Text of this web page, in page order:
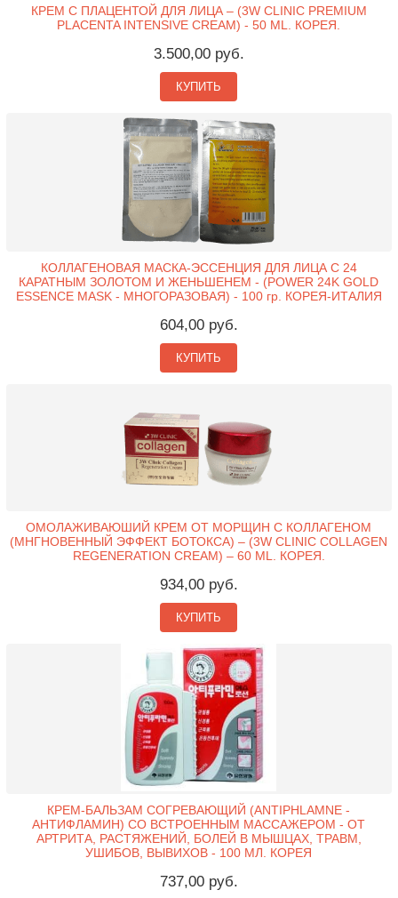
КРЕМ С ПЛАЦЕНТОЙ ДЛЯ ЛИЦА – (3W CLINIC PREMIUM
PLACENTA INTENSIVE CREAM) - 50 ML. КОРЕЯ.
3.500,00 руб.
КУПИТЬ
КОЛЛАГЕНОВАЯ МАСКА-ЭССЕНЦИЯ ДЛЯ ЛИЦА С 24
КАРАТНЫМ ЗОЛОТОМ И ЖЕНЬШЕНЕМ - (POWER 24K GOLD
ESSENCE MASK - МНОГОРАЗОВАЯ) - 100 гр. КОРЕЯ-ИТАЛИЯ
604,00 руб.
КУПИТЬ
ОМОЛАЖИВАЮШИЙ КРЕМ ОТ МОРЩИН С КОЛЛАГЕНОМ
(МНГНОВЕННЫЙ ЭФФЕКТ БОТОКСА) – (3W CLINIC COLLAGEN
REGENERATION CREAM) – 60 ML. КОРЕЯ.
934,00 руб.
КУПИТЬ
КРЕМ-БАЛЬЗАМ СОГРЕВАЮЩИЙ (ANTIPHLAMNE -
АНТИФЛАМИН) СО ВСТРОЕННЫМ МАССАЖЕРОМ - ОТ
АРТРИТА, РАСТЯЖЕНИЙ, БОЛЕЙ В МЫШЦАХ, ТРАВМ,
УШИБОВ, ВЫВИХОВ - 100 МЛ. КОРЕЯ
737,00 руб.